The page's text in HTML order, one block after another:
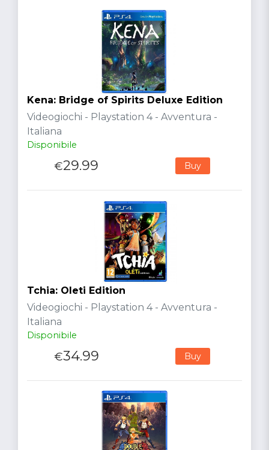
Kena: Bridge of Spirits Deluxe Edition
Videogiochi - Playstation 4 - Avventura -
Italiana
Disponibile
€29.99 Buy
Tchia: Oleti Edition
Videogiochi - Playstation 4 - Avventura -
Italiana
Disponibile
€34.99 Buy